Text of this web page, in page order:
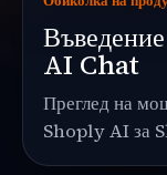
AI Chat
Преглед на
Shoply AI за